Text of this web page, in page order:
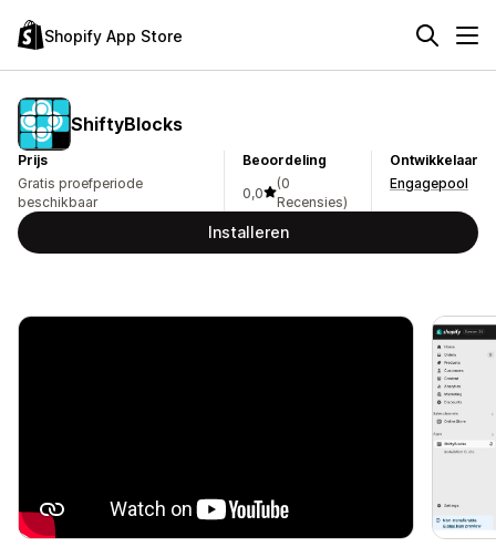
Shopify App Store
ShiftyBlocks
Prijs
Gratis proefperiode
beschikbaar
Beoordeling
0,0
(0
Recensies)
Ontwikkelaar
Engagepool
Installeren